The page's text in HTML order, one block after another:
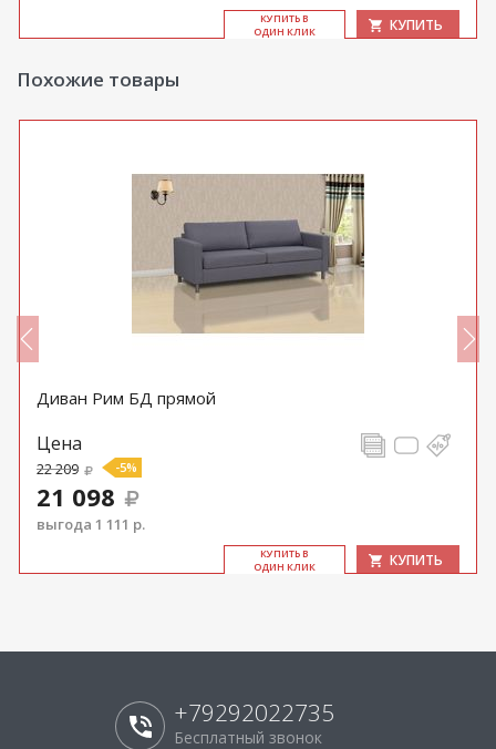
КУ­ПИТЬ В
ОДИН КЛИК
КУПИТЬ
Похожие товары
Диван Рим БД прямой
Цена
22 209 -5%
21 098
выгода 1 111 р.
КУ­ПИТЬ В
ОДИН КЛИК
КУПИТЬ
+79292022735
Бесплатный звонок